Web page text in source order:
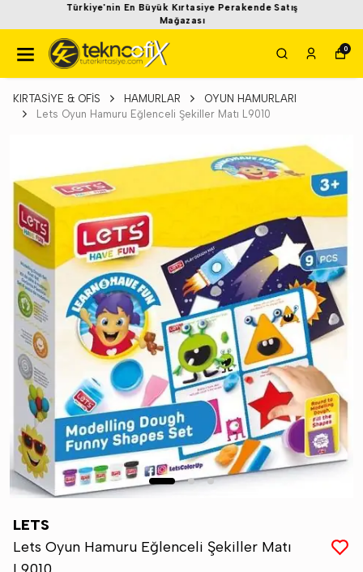
Türkiye'nin En Büyük Kırtasiye Perakende Satış
Mağazası
0
KIRTASİYE & OFİS HAMURLAR
OYUN HAMURLARI
Lets Oyun Hamuru Eğlenceli Şekiller Matı L9010
LETS
Lets Oyun Hamuru Eğlenceli Şekiller Matı